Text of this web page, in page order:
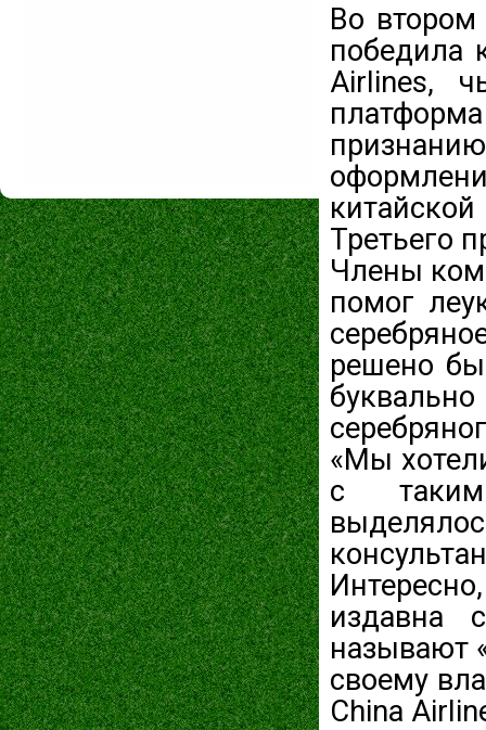
Во
победила
Airlines,
Третьего
Члены
помог
решено
«Мы
с
издавна
называют
своему
China